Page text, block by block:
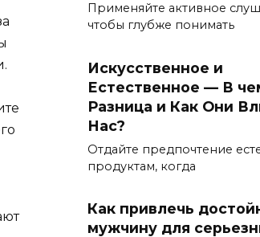
Применяйте активное
чтобы глубже понимать
Искусственное и
Естественное — В
Разница и Как Они
Нас?
Отдайте предпочтение
продуктам, когда
Как привлечь
мужчину для